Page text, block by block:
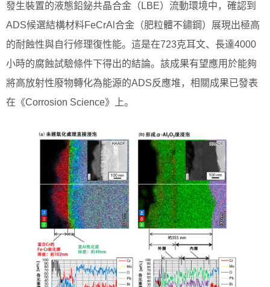
發生裝置的液態鉛鉍共晶合金（LBE）流動環境中，確認到
ADS候選結構材料FeCrAl合金（肥粒體不鏽鋼）展現出極高
的耐蝕性與自行修理復性能。這是在723克耳文、長達4000
小時的腐蝕試驗條件下得出的結論。該成果有望應用於能夠
將高放射性廢物轉化為能源的ADS反應堆，相關成果已發表
在《Corrosion Science》上。